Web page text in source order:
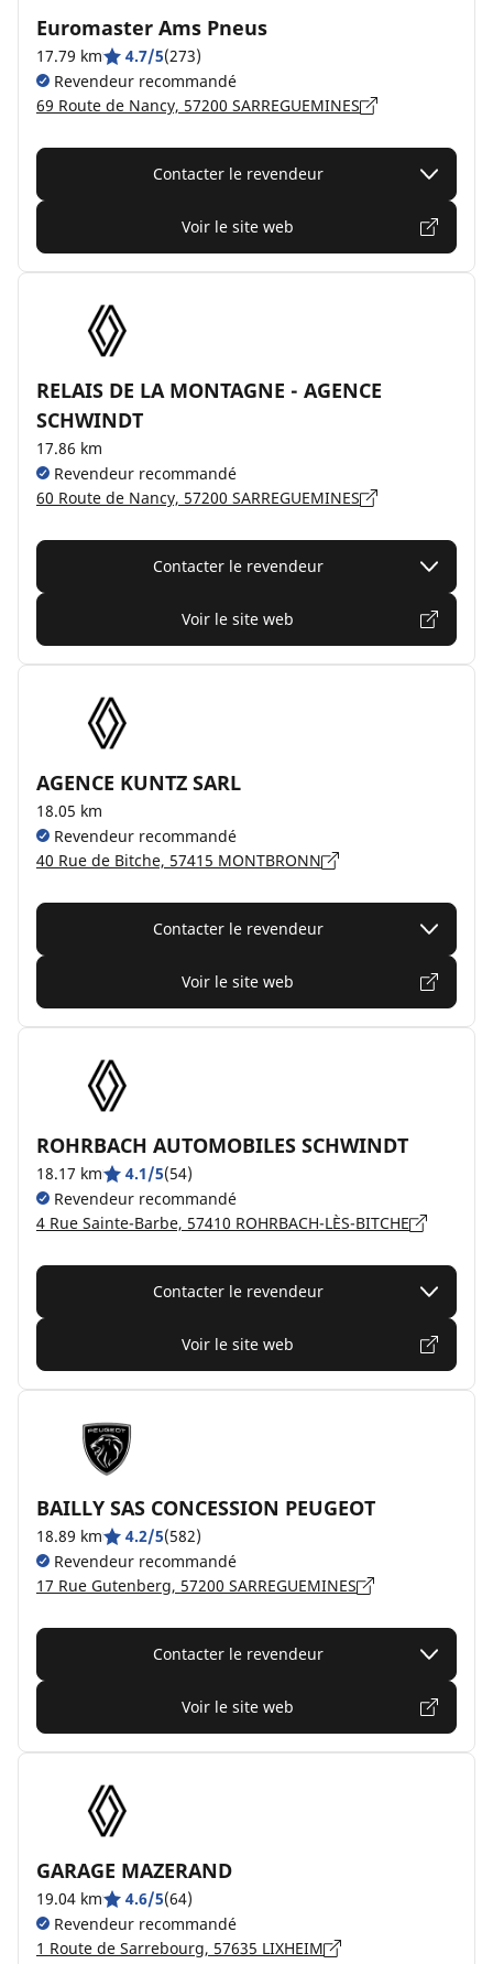
Euromaster Ams Pneus
17.79 km 4.7/5(273)
Revendeur recommandé
69 Route de Nancy, 57200 SARREGUEMINES
Contacter le revendeur
Voir le site web
RELAIS DE LA MONTAGNE - AGENCE
SCHWINDT
17.86 km
Revendeur recommandé
60 Route de Nancy, 57200 SARREGUEMINES
Contacter le revendeur
Voir le site web
AGENCE KUNTZ SARL
18.05 km
Revendeur recommandé
40 Rue de Bitche, 57415 MONTBRONN
Contacter le revendeur
Voir le site web
ROHRBACH AUTOMOBILES SCHWINDT
18.17 km 4.1/5(54)
Revendeur recommandé
4 Rue Sainte-Barbe, 57410 ROHRBACH-LÈS-BITCHE
Contacter le revendeur
Voir le site web
BAILLY SAS CONCESSION PEUGEOT
18.89 km 4.2/5(582)
Revendeur recommandé
17 Rue Gutenberg, 57200 SARREGUEMINES
Contacter le revendeur
Voir le site web
GARAGE MAZERAND
19.04 km 4.6/5(64)
Revendeur recommandé
1 Route de Sarrebourg, 57635 LIXHEIM